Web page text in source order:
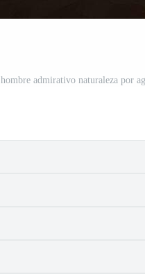
hombre admirativo naturaleza por